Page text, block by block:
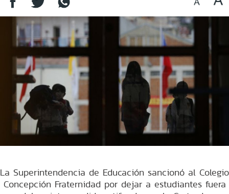
La Superintendencia de Educación sancionó al Colegio
Concepción Fraternidad por dejar a estudiantes fuera